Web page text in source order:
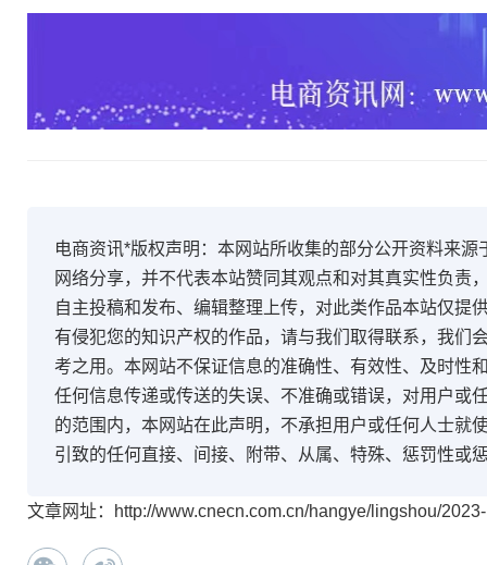
电商资讯*版权声明：本网站所收集的部分公开资料来
网络分享，并不代表本站赞同其观点和对其真实性负责
自主投稿和发布、编辑整理上传，对此类作品本站仅提
有侵犯您的知识产权的作品，请与我们取得联系，我们
考之用。本网站不保证信息的准确性、有效性、及时性
任何信息传递或传送的失误、不准确或错误，对用户或
的范围内，本网站在此声明，不承担用户或任何人士就
引致的任何直接、间接、附带、从属、特殊、惩罚性或
文章网址：http://www.cnecn.com.cn/hangye/lingshou/